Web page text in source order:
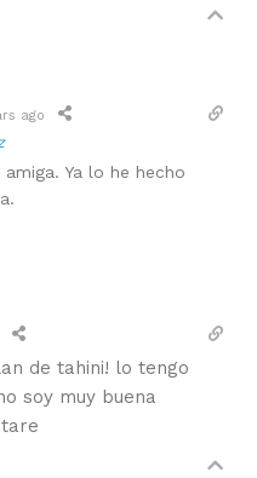
ago
Ya lo he hecho
de tahini! lo tengo
soy muy buena